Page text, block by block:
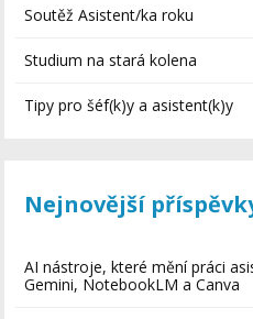
Soutěž Asistent/ka roku
Studium na stará kolena
Tipy pro šéf(k)y a asistent(k)y
Nejnovější
AI nástroje, které mění práci
Gemini, NotebookLM a Canva